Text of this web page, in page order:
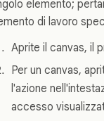
elemento;
di lavoro
Aprite il canvas, il
Per un canvas,
l'azione
accesso